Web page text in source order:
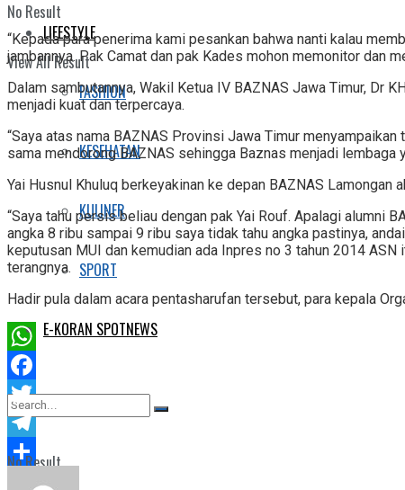
No Result
View All Result
LIFESTYLE
FASHION
KESEHATAN
KULINER
SPORT
E-KORAN SPOTNEWS
No Result
“Kepada para penerima kami pesankan bahwa nanti kalau
jambannya. Pak Camat dan pak Kades mohon memonitor dan
Dalam sambutannya, Wakil Ketua IV BAZNAS Jawa Timur, Dr
menjadi kuat dan terpercaya.
“Saya atas nama BAZNAS Provinsi Jawa Timur
sama mendorong BAZNAS sehingga Baznas menjadi
Yai Husnul Khuluq berkeyakinan ke depan BAZNAS Lamongan
“Saya tahu persis beliau dengan pak Yai Rouf. Apalagi alumni
angka 8 ribu sampai 9 ribu saya tidak tahu angka pastinya,
keputusan MUI dan kemudian ada Inpres no 3 tahun 2014
terangnya.
Hadir pula dalam acara pentasharufan tersebut, para kepala
WhatsApp
Facebook
Twitter
Telegram
Share